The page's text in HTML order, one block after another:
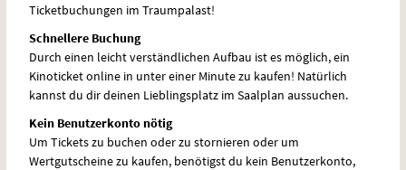
Ticketbuchungen im Traumpalast!
Schnellere Buchung
Durch einen leicht verständlichen Aufbau ist es möglich, ein
Kinoticket online in unter einer Minute zu kaufen! Natürlich
kannst du dir deinen Lieblingsplatz im Saalplan aussuchen.
Kein Benutzerkonto nötig
Um Tickets zu buchen oder zu stornieren oder um
Wertgutscheine zu kaufen, benötigst du kein Benutzerkonto,